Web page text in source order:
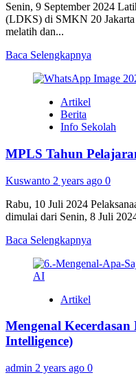
Senin, 9 September 2024
(LDKS) di SMKN 20 Jakarta
melatih dan...
Baca Selengkapnya
about
20
Artikel
Berita
Info Sekolah
MPLS Tahun
Kuswanto 2 years ago 0
Rabu, 10 Juli 2024
dimulai dari Senin, 8 Juli
Baca Selengkapnya
about
Artikel
Mengenal
Intelligence)
admin 2 years ago 0